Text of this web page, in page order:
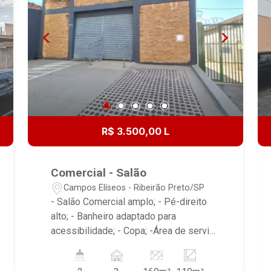
R$ 3.500,00 L
Comercial - Salão
Campos Elíseos - Ribeirão Preto/SP
- Salão Comercial amplo; - Pé-direito
alto; - Banheiro adaptado para
acessibilidade; - Copa; -Área de serviço
cerâmico de alta resistência em todo o